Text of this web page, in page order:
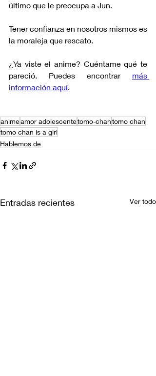
último que le preocupa a Jun.
Tener confianza en nosotros mismos es
la moraleja que rescato.
¿Ya viste el anime? Cuéntame qué te
pareció. Puedes encontrar más
información aquí.
animeamor adolescentetomo-chantomo chan
tomo chan is a girl
Hablemos de
Entradas recientes Ver todo